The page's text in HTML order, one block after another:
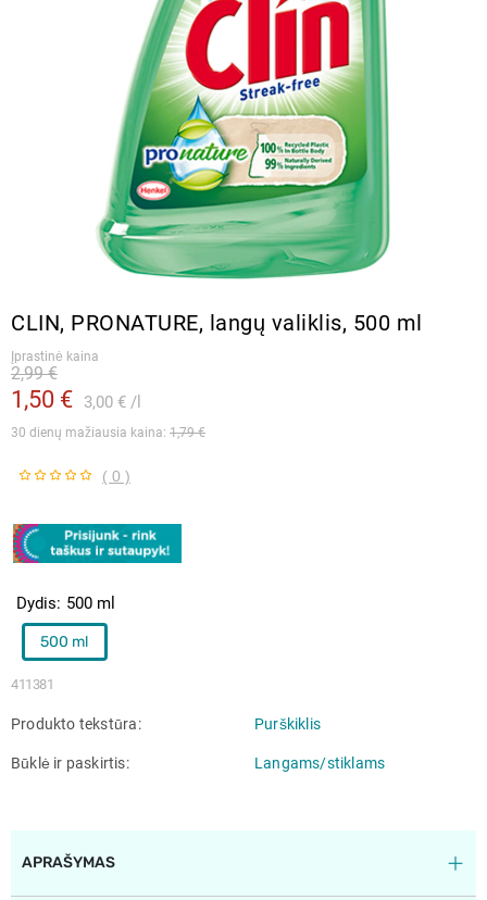
CLIN, PRONATURE, langų valiklis, 500 ml
Įprastinė kaina
1,50 € 3,00 €
2,99 €
30 dienų mažiausia kaina: 1,79 €
( 0 )
411381
Dydis 500 ml
500 ml
Produkto tekstūra Purškiklis
Būklė ir paskirtis Langams/stiklams
APRAŠYMAS